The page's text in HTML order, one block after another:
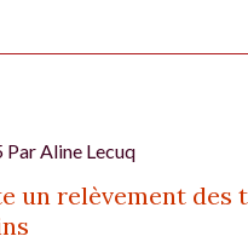
Par Aline Lecuq
un relèvement des